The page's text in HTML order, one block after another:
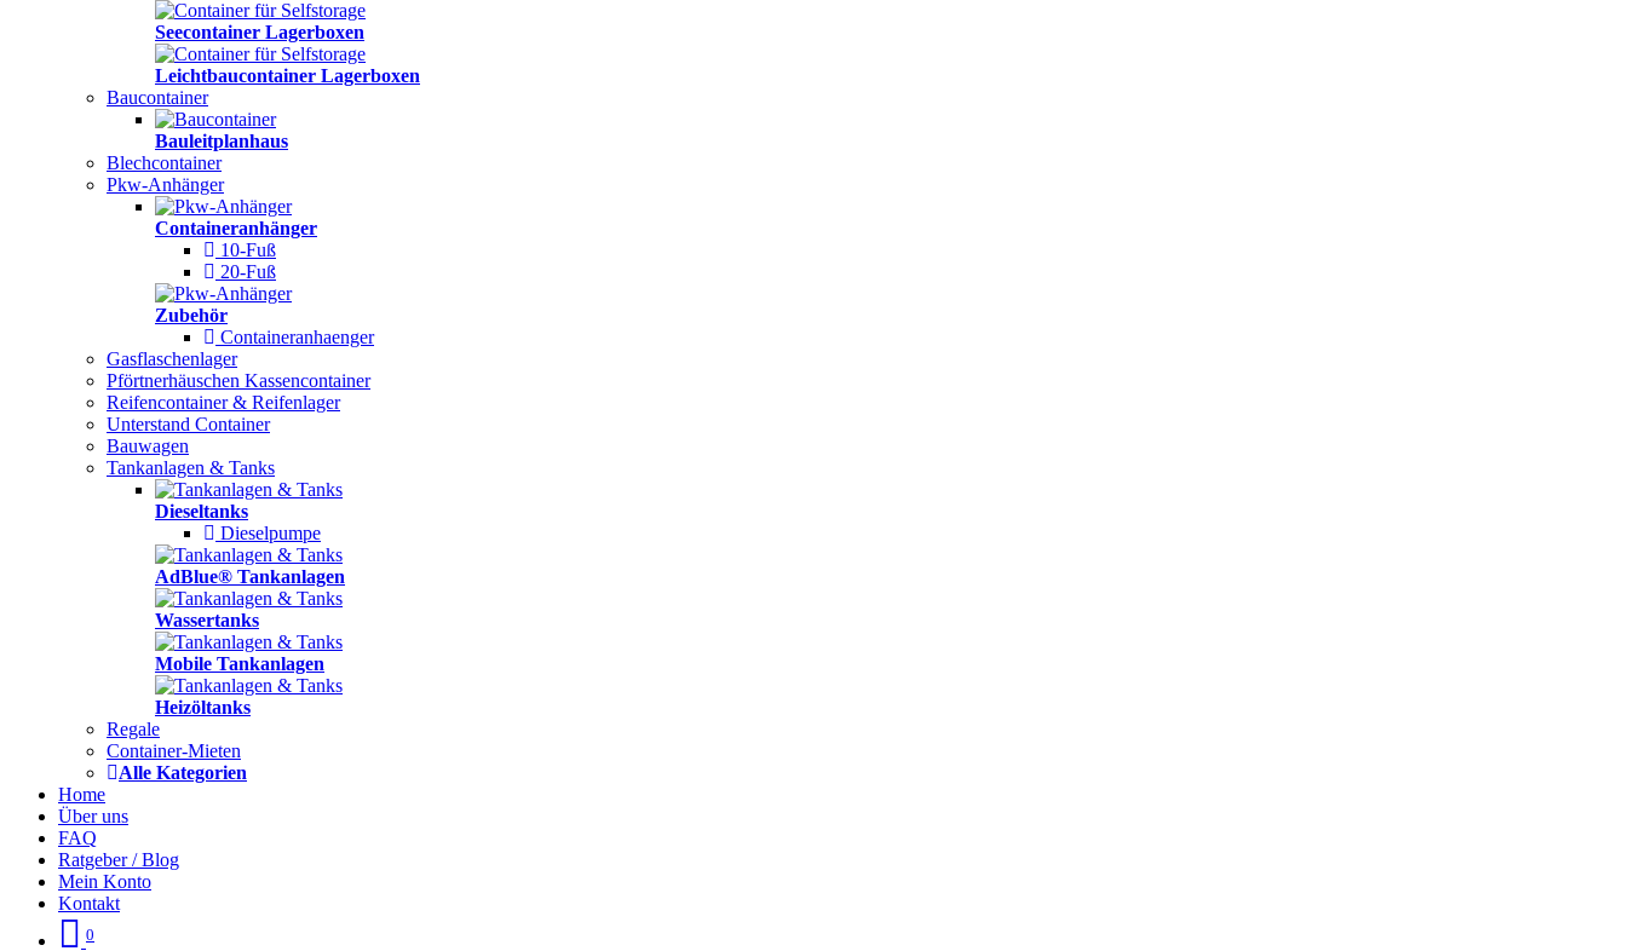
Seecontainer Lagerboxen
Leichtbaucontainer Lagerboxen
Baucontainer
Bauleitplanhaus
Blechcontainer
Pkw-Anhänger
Containeranhänger
10-Fuß
20-Fuß
Zubehör
Containeranhaenger
Gasflaschenlager
Pförtnerhäuschen Kassencontainer
Reifencontainer & Reifenlager
Unterstand Container
Bauwagen
Tankanlagen & Tanks
Dieseltanks
Dieselpumpe
AdBlue® Tankanlagen
Wassertanks
Mobile Tankanlagen
Heizöltanks
Regale
Container-Mieten
Alle Kategorien
Home
Über uns
FAQ
Ratgeber / Blog
Mein Konto
Kontakt
0